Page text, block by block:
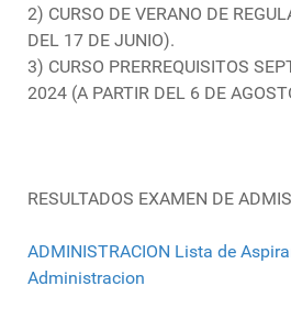
2) CURSO DE VERANO DE
DEL 17 DE JUNIO).
3) CURSO PRERREQUISITOS
2024 (A PARTIR DEL 6 DE
RESULTADOS EXAMEN DE
ADMINISTRACION Lista de
Administracion